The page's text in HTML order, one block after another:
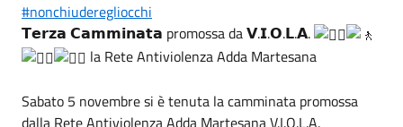
#nonchiuderegliocchi
𝗧𝗲𝗿𝘇𝗮 𝗖𝗮𝗺𝗺𝗶𝗻𝗮𝘁𝗮 promossa da 𝗩.𝗜.𝗢.𝗟.𝗔.
la Rete Antiviolenza Adda Martesana
Sabato 5 novembre si è tenuta la camminata promossa
dalla Rete Antiviolenza Adda Martesana V.I.O.L.A.